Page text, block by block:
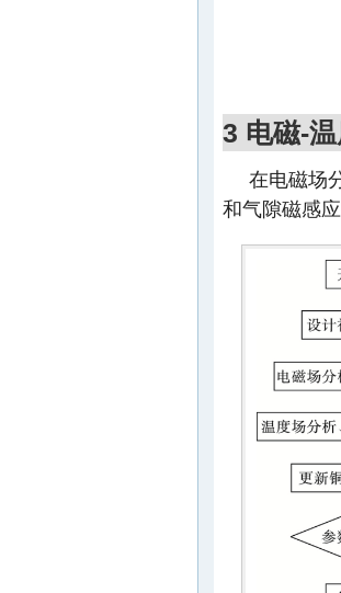
3 电磁-
在电磁场
和气隙磁感